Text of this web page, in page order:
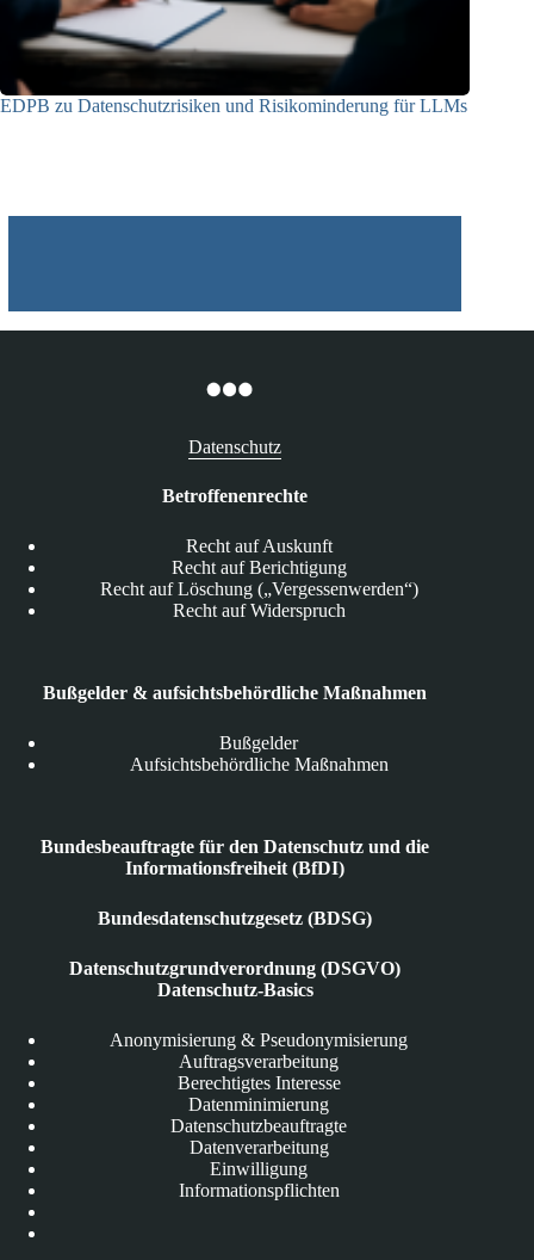
EDPB zu Datenschutzrisiken und Risikominderung für LLMs
Datenschutz
Betroffenenrechte
Recht auf Auskunft
Recht auf Berichtigung
Recht auf Löschung („Vergessenwerden“)
Recht auf Widerspruch
Bußgelder & aufsichtsbehördliche Maßnahmen
Bußgelder
Aufsichtsbehördliche Maßnahmen
Bundesbeauftragte für den Datenschutz und die
Informationsfreiheit (BfDI)
Bundesdatenschutzgesetz (BDSG)
Datenschutzgrundverordnung (DSGVO)
Datenschutz-Basics
Anonymisierung & Pseudonymisierung
Auftragsverarbeitung
Berechtigtes Interesse
Datenminimierung
Datenschutzbeauftragte
Datenverarbeitung
Einwilligung
Informationspflichten